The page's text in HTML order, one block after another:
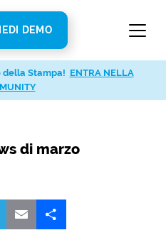
DEMO
di marzo
della Stampa! ENTRA NELLA